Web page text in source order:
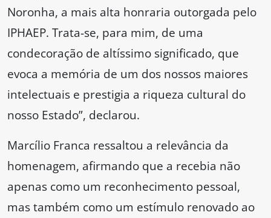
Noronha, a mais alta honraria outorgada pelo
IPHAEP. Trata-se, para mim, de uma
condecoração de altíssimo significado, que
evoca a memória de um dos nossos maiores
intelectuais e prestigia a riqueza cultural do
nosso Estado”, declarou.
Marcílio Franca ressaltou a relevância da
homenagem, afirmando que a recebia não
apenas como um reconhecimento pessoal,
mas também como um estímulo renovado ao